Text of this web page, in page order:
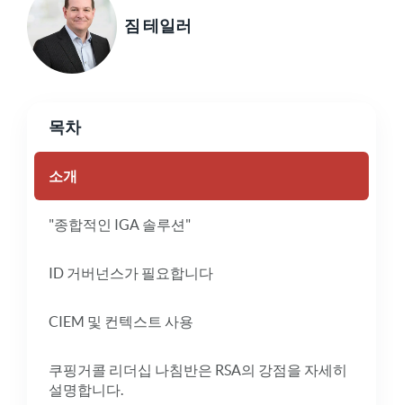
짐 테일러
목차
소개
"종합적인 IGA 솔루션"
ID 거버넌스가 필요합니다
CIEM 및 컨텍스트 사용
쿠핑거콜 리더십 나침반은 RSA의 강점을 자세히
설명합니다.